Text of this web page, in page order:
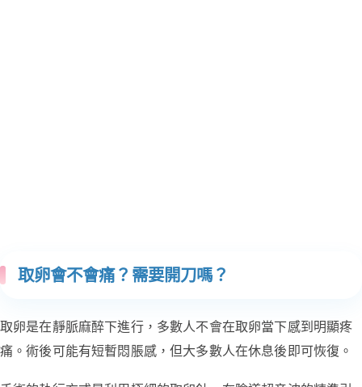
取卵會不會痛？需要開刀嗎？
取卵是在靜脈麻醉下進行，多數人不會在取卵當下感到明顯疼
痛。術後可能有短暫悶脹感，但大多數人在休息後即可恢復。